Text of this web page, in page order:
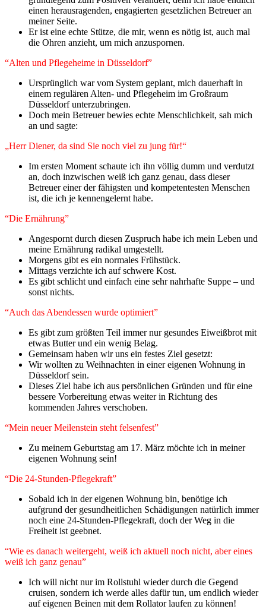
einen herausragenden, engagierten gesetzlichen Betreuer an
meiner Seite.
Er ist eine echte Stütze, die mir, wenn es nötig ist, auch mal
die Ohren anzieht, um mich anzuspornen.
“Alten und Pflegeheime in Düsseldorf”
Ursprünglich war vom System geplant, mich dauerhaft in
einem regulären Alten- und Pflegeheim im Großraum
Düsseldorf unterzubringen.
Doch mein Betreuer bewies echte Menschlichkeit, sah mich
an und sagte:
„Herr Diener, da sind Sie noch viel zu jung für!“
Im ersten Moment schaute ich ihn völlig dumm und verdutzt
an, doch inzwischen weiß ich ganz genau, dass dieser
Betreuer einer der fähigsten und kompetentesten Menschen
ist, die ich je kennengelernt habe.
“Die Ernährung”
Angespornt durch diesen Zuspruch habe ich mein Leben und
meine Ernährung radikal umgestellt.
Morgens gibt es ein normales Frühstück.
Mittags verzichte ich auf schwere Kost.
Es gibt schlicht und einfach eine sehr nahrhafte Suppe – und
sonst nichts.
“Auch das Abendessen wurde optimiert”
Es gibt zum größten Teil immer nur gesundes Eiweißbrot mit
etwas Butter und ein wenig Belag.
Gemeinsam haben wir uns ein festes Ziel gesetzt:
Wir wollten zu Weihnachten in einer eigenen Wohnung in
Düsseldorf sein.
Dieses Ziel habe ich aus persönlichen Gründen und für eine
bessere Vorbereitung etwas weiter in Richtung des
kommenden Jahres verschoben.
“Mein neuer Meilenstein steht felsenfest”
Zu meinem Geburtstag am 17. März möchte ich in meiner
eigenen Wohnung sein!
“Die 24-Stunden-Pflegekraft”
Sobald ich in der eigenen Wohnung bin, benötige ich
aufgrund der gesundheitlichen Schädigungen natürlich immer
noch eine 24-Stunden-Pflegekraft, doch der Weg in die
Freiheit ist geebnet.
“Wie es danach weitergeht, weiß ich aktuell noch nicht, aber eines
weiß ich ganz genau”
Ich will nicht nur im Rollstuhl wieder durch die Gegend
cruisen, sondern ich werde alles dafür tun, um endlich wieder
auf eigenen Beinen mit dem Rollator laufen zu können!